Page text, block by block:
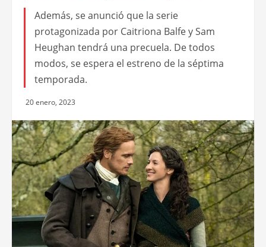
Además, se anunció que la serie
protagonizada por Caitriona Balfe y Sam
Heughan tendrá una precuela. De todos
modos, se espera el estreno de la séptima
temporada.
20 enero, 2023